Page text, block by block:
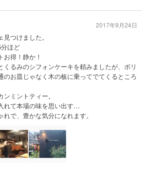
つけました。
ほど
お得！静か！
くるみのシフォンケーキを頼みましたが、ボリ
のお皿じゃなく木の板に乗ってでてくるところ
ミントティー。
れて本場の味を思い出す…
れで、豊かな気分になれます。
2017年9月24日